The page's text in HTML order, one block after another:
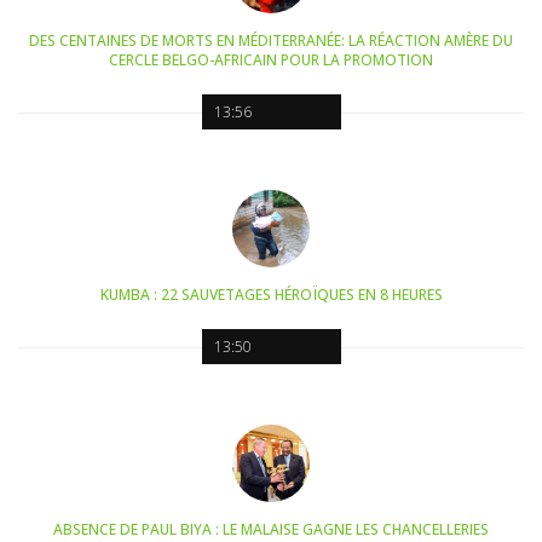
13:56
DES CENTAINES DE MORTS EN MÉDITERRANÉE: LA RÉACTION AMÈRE DU
CERCLE BELGO-AFRICAIN POUR LA PROMOTION
13:50
KUMBA : 22 SAUVETAGES HÉROÏQUES EN 8 HEURES
ABSENCE DE PAUL BIYA : LE MALAISE GAGNE LES CHANCELLERIES